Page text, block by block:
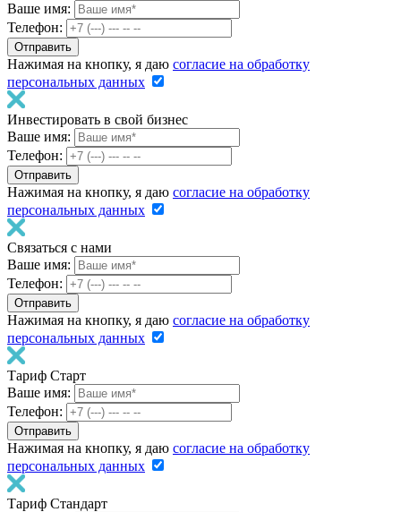
Ваше имя:
Телефон:
Нажимая на кнопку, я даю согласие на обработку
персональных данных
Инвестировать в свой бизнес
Ваше имя:
Телефон:
Нажимая на кнопку, я даю согласие на обработку
персональных данных
Связаться с нами
Ваше имя:
Телефон:
Нажимая на кнопку, я даю согласие на обработку
персональных данных
Тариф Старт
Ваше имя:
Телефон:
Нажимая на кнопку, я даю согласие на обработку
персональных данных
Тариф Стандарт